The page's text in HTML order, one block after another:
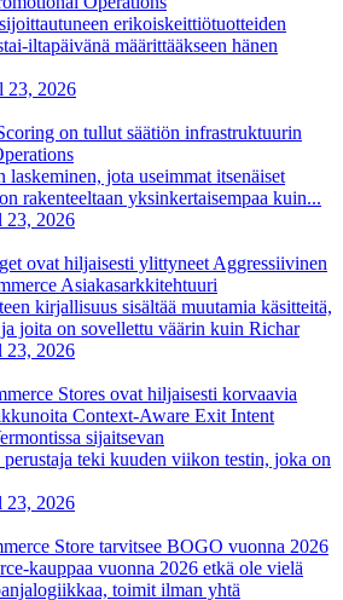
erikoiskeittiötuotteiden
iltapäivänä määrittääkseen hänen
23, 2026
on tullut säätiön infrastruktuurin
jota useimmat itsenäiset
rakenteeltaan yksinkertaisempaa kuin...
23, 2026
ovat hiljaisesti ylittyneet Aggressiivinen
Asiakasarkkitehtuuri
kirjallisuus sisältää muutamia käsitteitä,
joita on sovellettu väärin kuin Richar
23, 2026
Stores ovat hiljaisesti korvaavia
Context-Aware Exit Intent
sijaitsevan
teki kuuden viikon testin, joka on
23, 2026
Store tarvitsee BOGO vuonna 2026
kauppaa vuonna 2026 etkä ole vielä
toimit ilman yhtä